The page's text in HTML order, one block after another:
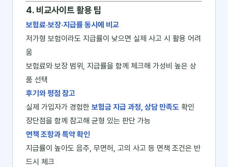
4. 비교사이트 활용 팁
보험료·보장·지급률 동시에 비교
저가형 보험이라도 지급률이 낮으면 실제 사고 시 활용 어려
움
보험료와 보장 범위, 지급률을 함께 체크해 가성비 높은 상
품 선택
후기와 평점 참고
실제 가입자가 경험한 보험금 지급 과정, 상담 만족도 확인
장단점을 함께 참고해 균형 있는 판단 가능
면책 조항과 특약 확인
지급률이 높아도 음주, 무면허, 고의 사고 등 면책 조건은 반
드시 체크